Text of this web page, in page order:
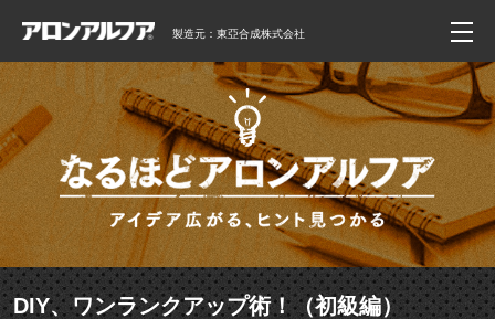
製造元：東亞合成株式会社
DIY、ワンランクアップ術！（初級編）